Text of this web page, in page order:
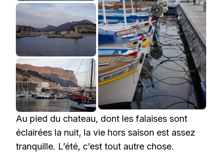
Au pied du chateau, dont les falaises sont
éclairées la nuit, la vie hors saison est assez
tranquille. L’été, c’est tout autre chose.